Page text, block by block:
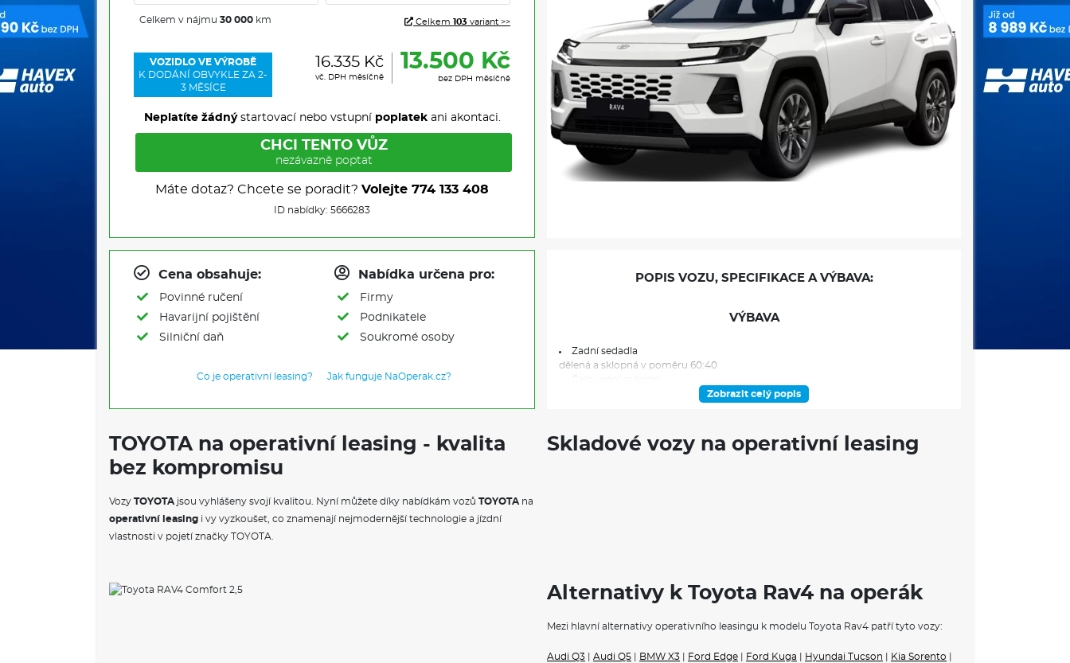
Celkem v nájmu 30 000 km Celkem 103 variant >>
VOZIDLO VE VÝROBĚ
K DODÁNÍ OBVYKLE ZA 2-
3 MĚSÍCE
16.335 Kč
vč. DPH měsíčně
13.500 Kč
bez DPH měsíčně
Neplatíte žádnýstartovací nebo vstupní poplatekani akontaci.
CHCI TENTO VŮZ
nezávazně poptat
Máte dotaz? Chcete se poradit? Volejte 774 133 408
ID nabídky: 5666283
Cena obsahuje:
Povinné ručení
Havarijní pojištění
Silniční daň
Nabídka určena pro:
Firmy
Podnikatele
Soukromé osoby
Co je operativní leasing? Jak funguje NaOperak.cz?
POPIS VOZU, SPECIFIKACE A VÝBAVA:
VÝBAVA
Zadní sedadla
dělená a sklopná v poměru 60:40
Kožené provedení
volant
Isofix
Proaktivní bezpečnostní systém
sledování slepého úhlu
Zobrazit celý popis
TOYOTA na operativní leasing - kvalita
bez kompromisu
Vozy TOYOTA jsou vyhlášeny svojí kvalitou. Nyní můžete díky nabídkám vozů TOYOTA na
operativní leasing i vy vyzkoušet, co znamenají nejmodernější technologie a jízdní
vlastnosti v pojetí značky TOYOTA.
Skladové vozy na operativní leasing
Alternativy k Toyota Rav4 na operák
Mezi hlavní alternativy operativního leasingu k modelu Toyota Rav4 patří tyto vozy:
Audi Q3 Audi Q5 BMW X3 Ford Edge Ford Kuga Hyundai Tucson Kia Sorento